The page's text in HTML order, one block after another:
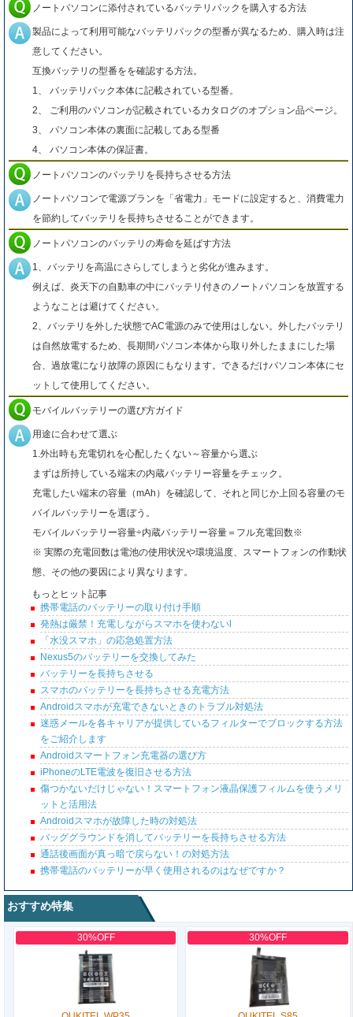
ノートパソコンに添付されているバッテリパックを購入する方法
製品によって利用可能なバッテリパックの型番が異なるため、購入時は注
意してください。
互換バッテリの型番をを確認する方法。
1、 バッテリパック本体に記載されている型番。
2、 ご利用のパソコンが記載されているカタログのオプション品ページ。
3、 パソコン本体の裏面に記載してある型番
4、 パソコン本体の保証書。
ノートパソコンのバッテリを長持ちさせる方法
ノートパソコンで電源プランを「省電力」モードに設定すると、消費電力
を節約してバッテリを長持ちさせることができます。
ノートパソコンのバッテリの寿命を延ばす方法
1、バッテリを高温にさらしてしまうと劣化が進みます。
例えば、炎天下の自動車の中にバッテリ付きのノートパソコンを放置する
ようなことは避けてください。
2、バッテリを外した状態でAC電源のみで使用はしない。外したバッテリ
は自然放電するため、長期間パソコン本体から取り外したままにした場
合、過放電になり故障の原因にもなります。できるだけパソコン本体にセ
ットして使用してください。
モバイルバッテリーの選び方ガイド
用途に合わせて選ぶ
1.外出時も充電切れを心配したくない～容量から選ぶ
まずは所持している端末の内蔵バッテリー容量をチェック。
充電したい端末の容量（mAh）を確認して、それと同じか上回る容量のモ
バイルバッテリーを選ぼう。
モバイルバッテリー容量÷内蔵バッテリー容量＝フル充電回数※
※ 実際の充電回数は電池の使用状況や環境温度、スマートフォンの作動状
態、その他の要因により異なります。
もっとヒット記事
携帯電話のバッテリーの取り付け手順
発熱は厳禁！充電しながらスマホを使わないl
「水没スマホ」の応急処置方法
Nexus5のバッテリーを交換してみた
バッテリーを長持ちさせる
スマホのバッテリーを長持ちさせる充電方法
Androidスマホが充電できないときのトラブル対処法
迷惑メールを各キャリアが提供しているフィルターでブロックする方法
をご紹介します
Androidスマートフォン充電器の選び方
iPhoneのLTE電波を復旧させる方法
傷つかないだけじゃない！スマートフォン液晶保護フィルムを使うメリ
ットと活用法
Androidスマホが故障した時の対処法
バッググラウンドを消してバッテリーを長持ちさせる方法
通話後画面が真っ暗で戻らない！の対処方法
携帯電話のバッテリーが早く使用されるのはなぜですか？
おすすめ特集
30%OFF 30%OFF